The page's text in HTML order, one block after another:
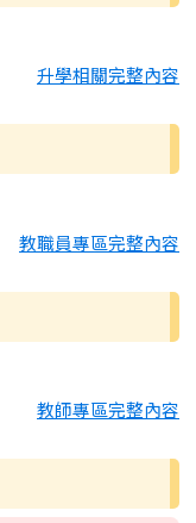
升學相關完整內容
教職員專區完整內容
教師專區完整內容